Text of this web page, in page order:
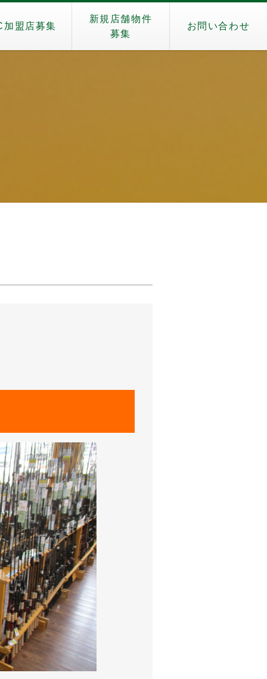
加盟店募集
新規店舗物件
募集
お問い合わせ